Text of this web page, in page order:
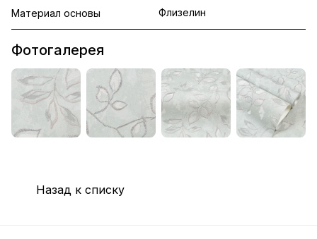
Материал основы Флизелин
Фотогалерея
Назад к списку